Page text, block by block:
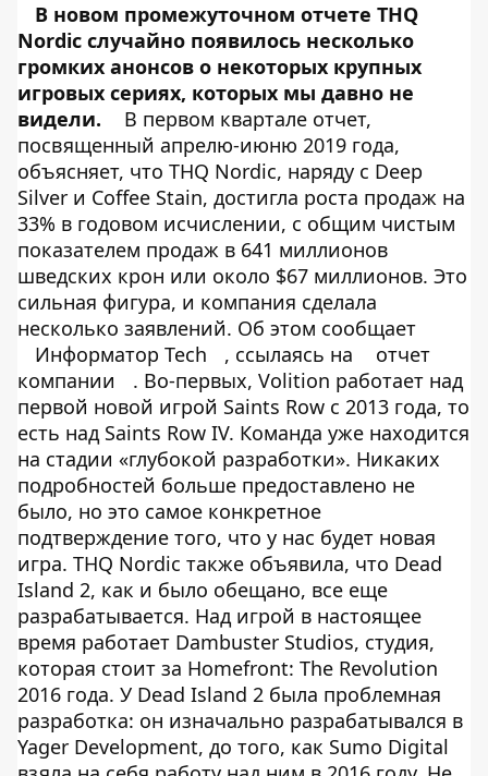
В новом промежуточном отчете THQ
Nordic случайно появилось несколько
громких анонсов о некоторых крупных
игровых сериях, которых мы давно не
видели.
В первом квартале отчет,
посвященный апрелю-июню 2019 года,
объясняет, что THQ Nordic, наряду с Deep
Silver и Coffee Stain, достигла роста продаж на
33% в годовом исчислении, с общим чистым
показателем продаж в 641 миллионов
шведских крон или около $67 миллионов. Это
сильная фигура, и компания сделала
несколько заявлений. Об этом сообщает
Информатор Tech
, ссылаясь на
отчет
компании
. Во-первых, Volition работает над
первой новой игрой Saints Row с 2013 года, то
есть над Saints Row IV. Команда уже находится
на стадии «глубокой разработки». Никаких
подробностей больше предоставлено не
было, но это самое конкретное
подтверждение того, что у нас будет новая
игра. THQ Nordic также объявила, что Dead
Island 2, как и было обещано, все еще
разрабатывается. Над игрой в настоящее
время работает Dambuster Studios, студия,
которая стоит за Homefront: The Revolution
2016 года. У Dead Island 2 была проблемная
разработка: он изначально разрабатывался в
Yager Development, до того, как Sumo Digital